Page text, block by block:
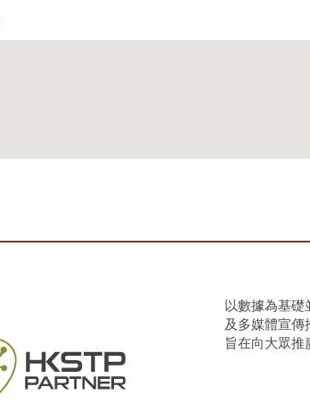
以數據為基礎
及多媒體宣傳
旨在向大眾推